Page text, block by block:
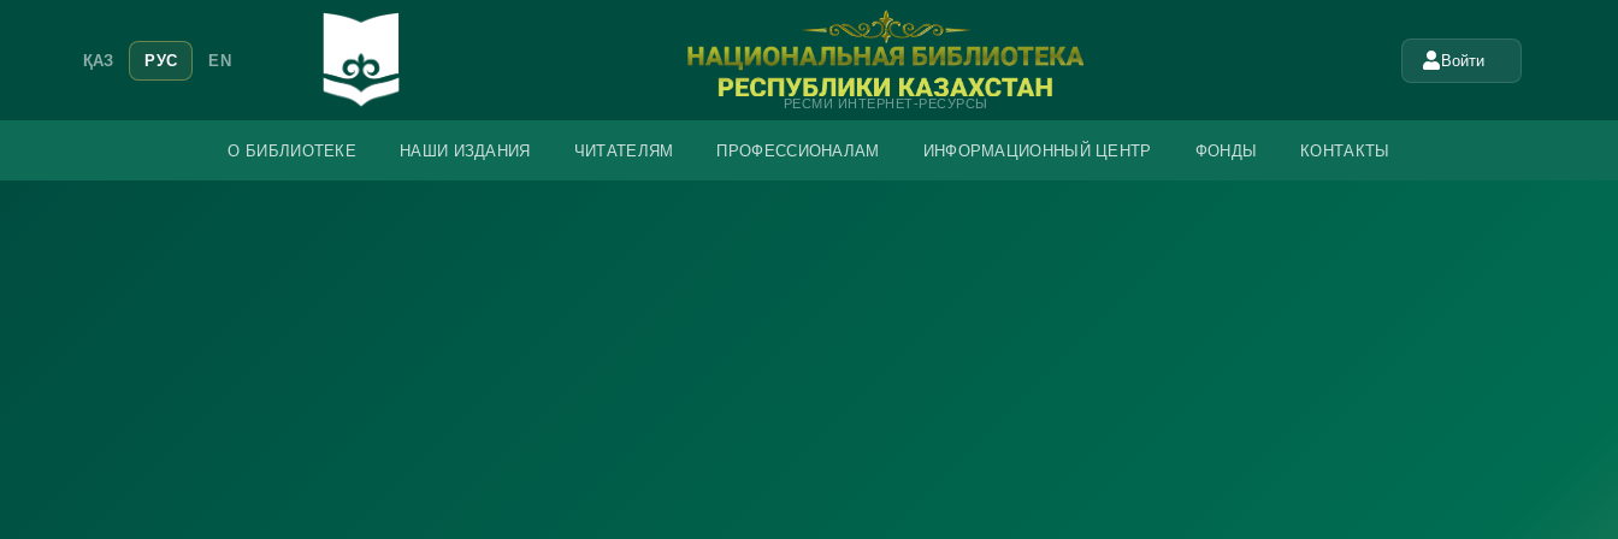
ҚАЗ РУС EN
РЕСМИ ИНТЕРНЕТ-РЕСУРСЫ
Войти
О БИБЛИОТЕКЕ НАШИ ИЗДАНИЯ ЧИТАТЕЛЯМ ПРОФЕССИОНАЛАМ ИНФОРМАЦИОННЫЙ ЦЕНТР ФОНДЫ КОНТАКТЫ